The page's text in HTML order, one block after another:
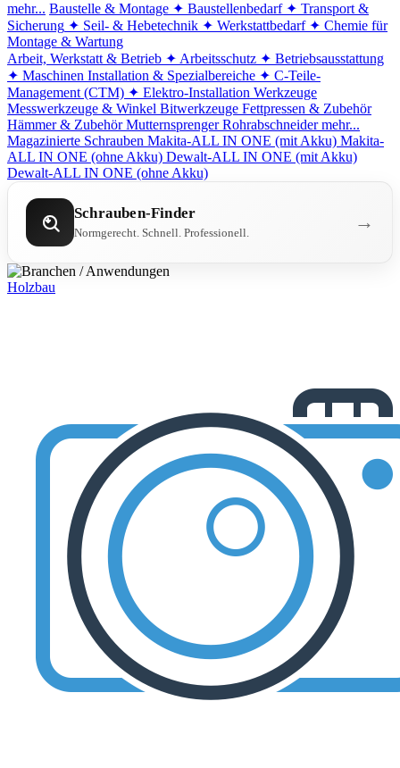
mehr... Baustelle & Montage ✦ Baustellenbedarf ✦ Transport &
Sicherung ✦ Seil- & Hebetechnik ✦ Werkstattbedarf ✦ Chemie für
Montage & Wartung
Arbeit, Werkstatt & Betrieb ✦ Arbeitsschutz ✦ Betriebsausstattung
✦ Maschinen Installation & Spezialbereiche ✦ C-Teile-
Management (CTM) ✦ Elektro-Installation Werkzeuge
Messwerkzeuge & Winkel Bitwerkzeuge Fettpressen & Zubehör
Hämmer & Zubehör Mutternsprenger Rohrabschneider mehr...
Magazinierte Schrauben Makita-ALL IN ONE (mit Akku) Makita-
ALL IN ONE (ohne Akku) Dewalt-ALL IN ONE (mit Akku)
Dewalt-ALL IN ONE (ohne Akku)
Schrauben-Finder
Normgerecht. Schnell. Professionell. →
Holzbau